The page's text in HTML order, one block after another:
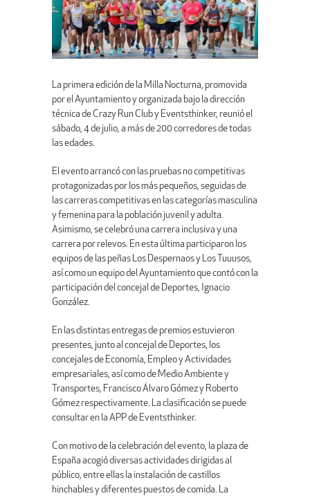
La primera edición de la Milla Nocturna, promovida
por el Ayuntamiento y organizada bajo la dirección
técnica de Crazy Run Club y Eventsthinker, reunió el
sábado, 4 de julio, a más de 200 corredores de todas
las edades.
El evento arrancó con las pruebas no competitivas
protagonizadas por los más pequeños, seguidas de
las carreras competitivas en las categorías masculina
y femenina para la población juvenil y adulta.
Asimismo, se celebró una carrera inclusiva y una
carrera por relevos. En esta última participaron los
equipos de las peñas Los Despernaos y Los Tuuusos,
así como un equipo del Ayuntamiento que contó con la
participación del concejal de Deportes, Ignacio
González.
En las distintas entregas de premios estuvieron
presentes, junto al concejal de Deportes, los
concejales de Economía, Empleo y Actividades
empresariales, así como de Medio Ambiente y
Transportes, Francisco Álvaro Gómez y Roberto
Gómez respectivamente. La clasificación se puede
consultar en la APP de Eventsthinker.
Con motivo de la celebración del evento, la plaza de
España acogió diversas actividades dirigidas al
público, entre ellas la instalación de castillos
hinchables y diferentes puestos de comida. La